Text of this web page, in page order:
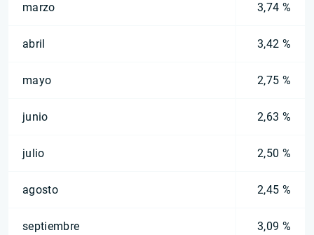
marzo 3,74 %
abril 3,42 %
mayo 2,75 %
junio 2,63 %
julio 2,50 %
agosto 2,45 %
septiembre 3,09 %